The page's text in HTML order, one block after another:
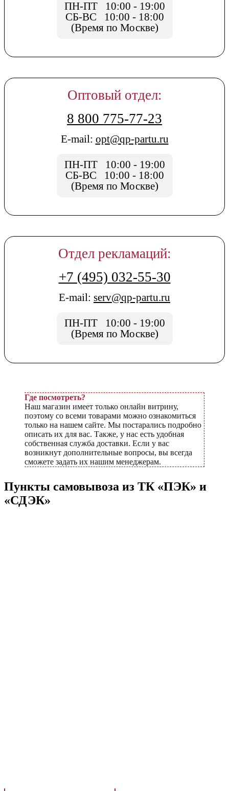
ПН-ПТ 10:00 - 19:00
СБ-ВС 10:00 - 18:00
(Время по Москве)
Оптовый отдел:
8 800 775-77-23
E-mail: opt@qp-partu.ru
ПН-ПТ 10:00 - 19:00
СБ-ВС 10:00 - 18:00
(Время по Москве)
Отдел рекламаций:
+7 (495) 032-55-30
E-mail: serv@qp-partu.ru
ПН-ПТ 10:00 - 19:00
(Время по Москве)
Где посмотреть?
Наш магазин имеет только онлайн витрину,
поэтому со всеми товарами можно ознакомиться
только на нашем сайте. Мы постарались подробно
описать их для вас. Также, у нас есть удобная
собственная служба доставки. Если у вас
возникнут дополнительные вопросы, вы всегда
сможете задать их нашим менеджерам.
Пункты самовывоза из ТК «ПЭК» и
«СДЭК»